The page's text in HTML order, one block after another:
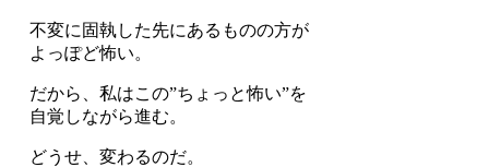
不変に固執した先にあるものの方が
よっぽど怖い。
だから、私はこの”ちょっと怖い”を
自覚しながら進む。
どうせ、変わるのだ。